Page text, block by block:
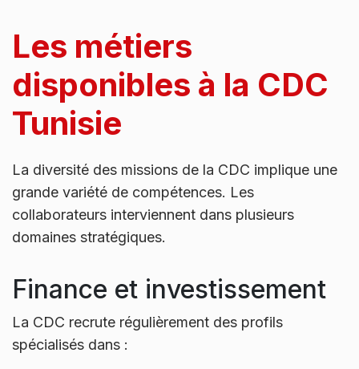
Les métiers
disponibles à la CDC
Tunisie
La diversité des missions de la CDC implique une
grande variété de compétences. Les
collaborateurs interviennent dans plusieurs
domaines stratégiques.
Finance et investissement
La CDC recrute régulièrement des profils
spécialisés dans :